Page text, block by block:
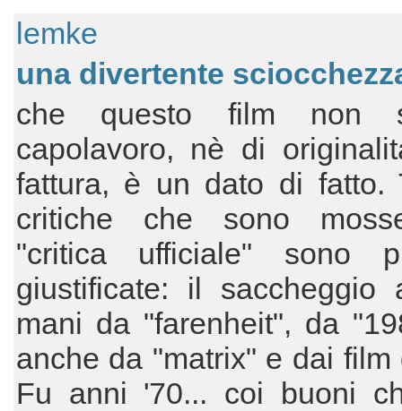
lemke
una divertente
che questo film non
capolavoro, nè di
fattura, è un dato di fatto.
critiche che sono
"critica ufficiale" sono
giustificate: il saccheggio
mani da "farenheit", da
anche da "matrix" e dai film
Fu anni '70... coi buoni